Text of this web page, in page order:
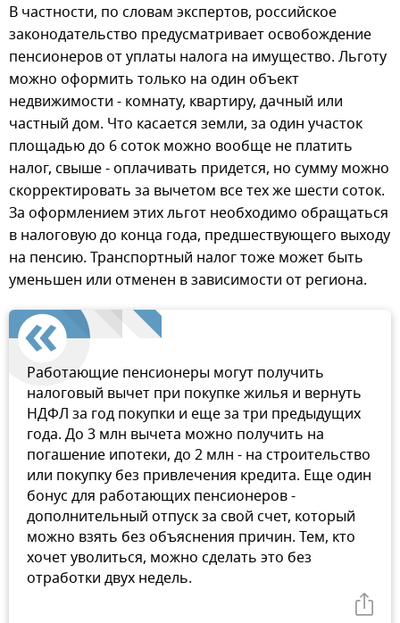
В частности, по словам экспертов, российское
законодательство предусматривает освобождение
пенсионеров от уплаты налога на имущество. Льготу
можно оформить только на один объект
недвижимости - комнату, квартиру, дачный или
частный дом. Что касается земли, за один участок
площадью до 6 соток можно вообще не платить
налог, свыше - оплачивать придется, но сумму можно
скорректировать за вычетом все тех же шести соток.
За оформлением этих льгот необходимо обращаться
в налоговую до конца года, предшествующего выходу
на пенсию. Транспортный налог тоже может быть
уменьшен или отменен в зависимости от региона.
Работающие пенсионеры могут получить
налоговый вычет при покупке жилья и вернуть
НДФЛ за год покупки и еще за три предыдущих
года. До 3 млн вычета можно получить на
погашение ипотеки, до 2 млн - на строительство
или покупку без привлечения кредита. Еще один
бонус для работающих пенсионеров -
дополнительный отпуск за свой счет, который
можно взять без объяснения причин. Тем, кто
хочет уволиться, можно сделать это без
отработки двух недель.